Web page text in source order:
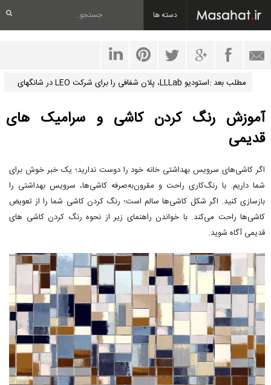
دسته ها
مطلب بعد :استودیو LLLab، پلان شفافی را برای شرکت LEO در شانگهای
آموزش رنگ کردن کاشی و سرامیک های
قدیمی
اگر کاشی‌های سرویس بهداشتی خانه خود را دوست ندارید؛ یک خبر خوش برای
شما داریم. با رنگ‌کاری راحت و مقرون‌به‌صرفه کاشی‌ها، سرویس بهداشتی را
بازسازی کنید. اگر شکل کاشی‌ها سالم است؛ رنگ کردن کاشی شما را از تعویض
کاشی‌ها راحت می‌کند. با خواندن راهنمای زیر از نحوه رنگ کردن کاشی های
قدیمی آگاه شوید.